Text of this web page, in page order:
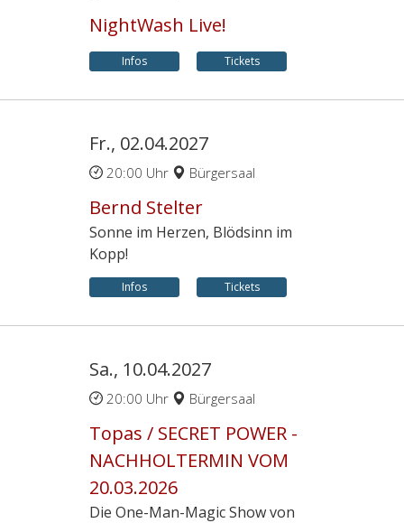
NightWash Live!
Infos Tickets
Fr., 02.04.2027
20:00 Uhr Bürgersaal
Bernd Stelter
Sonne im Herzen, Blödsinn im
Kopp!
Infos Tickets
Sa., 10.04.2027
20:00 Uhr Bürgersaal
Topas / SECRET POWER -
NACHHOLTERMIN VOM
20.03.2026
Die One-Man-Magic Show von